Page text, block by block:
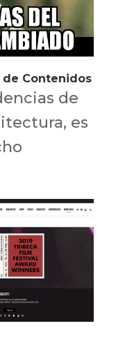
Contenidos
de
es